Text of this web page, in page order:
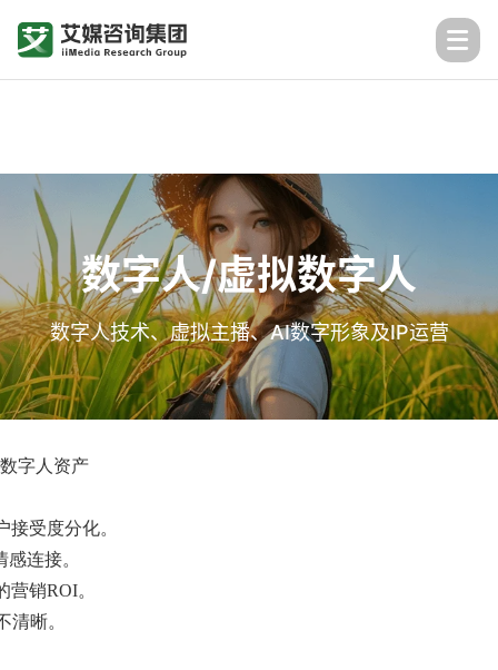
数字人/虚拟数字人
数字人技术、虚拟主播、AI数字形象及IP运营
字人资产
受度分化。
连接。
销ROI。
晰。